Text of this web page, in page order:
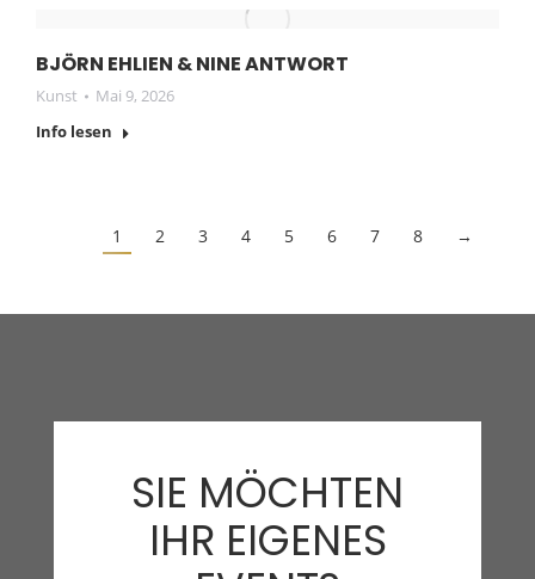
BJÖRN EHLIEN & NINE ANTWORT
Kunst
Mai 9, 2026
Info lesen
1 2 3 4 5 6 7 8 →
SIE MÖCHTEN
IHR EIGENES